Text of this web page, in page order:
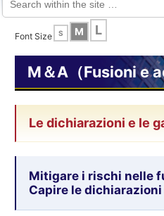
Italiano HOME
Font Size
S M L
M＆A（Fusioni e
Le dichiarazioni e le
Mitigare i rischi nelle
Capire le